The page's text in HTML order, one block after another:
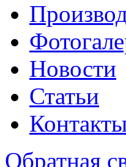
Новости
Статьи
Обратная